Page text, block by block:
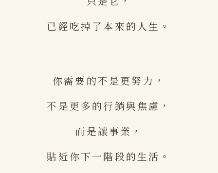
已經吃掉了本來的人生。
你需要的不是更努力，
不是更多的行銷與焦慮，
而是讓事業，
貼近你下一階段的生活。